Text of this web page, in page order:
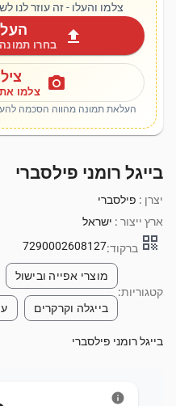
צלמו והעלו - זה עוזר לנו
upload בחרו
photo_camera צלמו
העלאת תמונה מהווה הסכמה
בייגל רומני פילסברי
יצרן : פילסברי
ארץ ייצור : ישראל
qr_code ברקוד:7290002608127
קטגוריות:
מוצרי אפייה ובישול
בייגלה וקרקרים
בייגל רומני פילסברי
info